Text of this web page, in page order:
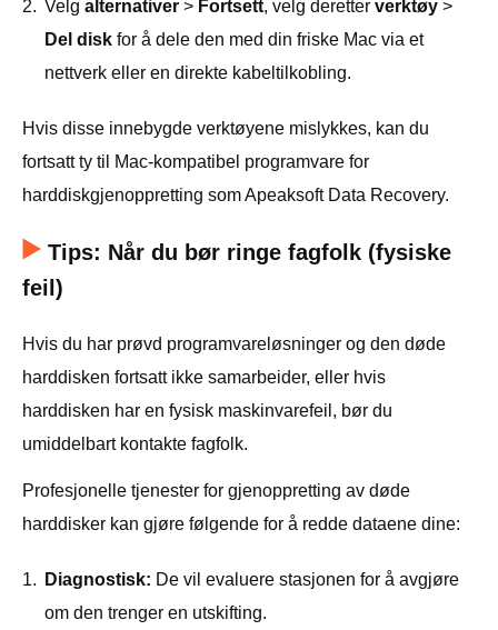
2. Velg alternativer > Fortsett, velg deretter verktøy >
Del disk for å dele den med din friske Mac via et
nettverk eller en direkte kabeltilkobling.
Hvis disse innebygde verktøyene mislykkes, kan du
fortsatt ty til Mac-kompatibel programvare for
harddiskgjenoppretting som Apeaksoft Data Recovery.
Tips: Når du bør ringe fagfolk (fysiske
feil)
Hvis du har prøvd programvareløsninger og den døde
harddisken fortsatt ikke samarbeider, eller hvis
harddisken har en fysisk maskinvarefeil, bør du
umiddelbart kontakte fagfolk.
Profesjonelle tjenester for gjenoppretting av døde
harddisker kan gjøre følgende for å redde dataene dine:
1. Diagnostisk: De vil evaluere stasjonen for å avgjøre
om den trenger en utskifting.